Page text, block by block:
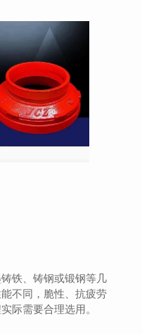
铁、铸钢或锻钢等几
不同，脆性、抗疲劳
际需要合理选用。